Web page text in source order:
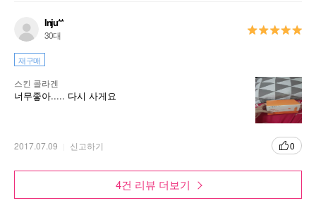
피부 진피층의 70%를 차지할 정도로 중요한 피
부 필수성분인 콜라겐은 피부 본연의 건강함을
유지하는 데 중요한 역할을 합니다. 그러나 나
이, 스트레스, 수면부족, 다이어트 등으로 인한
어들게 되므로 콜라겐 보충에 관심을 가지는 것
이 좋습니다. 돼지고기나 닭고기 등 식품 속 콜
니다. 따라서 피부 속 콜라겐을 보충하고 콜라겐
콜라겐 섭취와 함께 올바른 생활습관을 갖는 것
Inju**
30대
재구매
스킨 콜라겐
너무좋아..... 다시 사게요
2017.07.09 신고하기 0
4건 리뷰 더보기